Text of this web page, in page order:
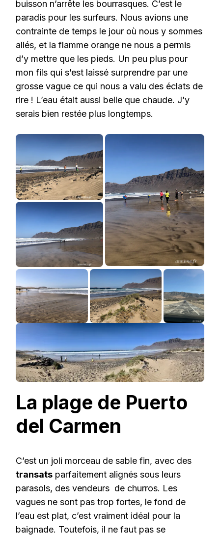
buisson n’arrête les bourrasques. C’est le
paradis pour les surfeurs. Nous avions une
contrainte de temps le jour où nous y sommes
allés, et la flamme orange ne nous a permis
d’y mettre que les pieds. Un peu plus pour
mon fils qui s’est laissé surprendre par une
grosse vague ce qui nous a valu des éclats de
rire ! L’eau était aussi belle que chaude. J’y
serais bien restée plus longtemps.
La plage de Puerto
del Carmen
C’est un joli morceau de sable fin, avec des
transats parfaitement alignés sous leurs
parasols, des vendeurs de churros. Les
vagues ne sont pas trop fortes, le fond de
l’eau est plat, c’est vraiment idéal pour la
baignade. Toutefois, il ne faut pas se